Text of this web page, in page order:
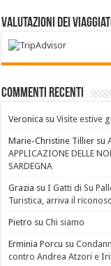
Valutazioni dei
Commenti recenti
Veronica suVisite estive
Marie-Christine Tillier su
APPLICAZIONE DELLE
SARDEGNA
Grazia suI Gatti di Su
Turistica, arriva il
Pietro suChi siamo
Erminia Porcu su
contro Andrea Atzori e